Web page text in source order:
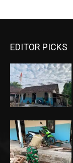
EDITOR PICKS